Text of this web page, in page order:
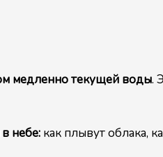
медленно текущей воды.
небе:как плывут облака,